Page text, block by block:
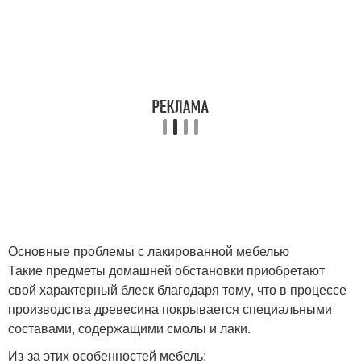
Основные проблемы с лакированной мебелью
Такие предметы домашней обстановки приобретают
свой характерный блеск благодаря тому, что в процессе
производства древесина покрывается специальными
составами, содержащими смолы и лаки.
Из-за этих особенностей мебель: